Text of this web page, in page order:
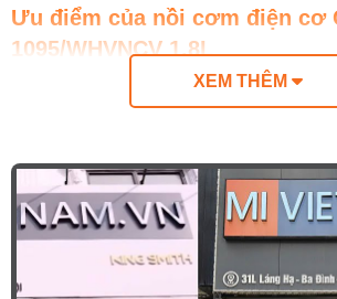
Ưu điểm của nồi cơm điện cơ
1095/WHVNCV 1.8L
Công nghệ gia nhiệt độc
dẻo ngon trọn vị
Trang bị đèn hiển thị trực
XEM THÊM